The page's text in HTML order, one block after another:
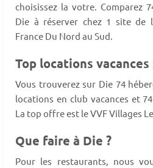
choisissez la votre. Comparez
Die à réserver chez 1 site de
France Du Nord au Sud.
Top locations vacances
Vous trouverez sur Die 74
locations en club vacances et
La top offre est le VVF Villages
Que faire à Die ?
Pour les restaurants, nous